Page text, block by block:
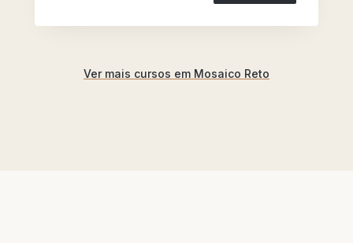
Ver mais cursos em Mosaico Reto